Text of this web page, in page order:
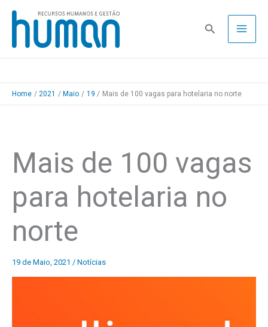
Skip
content
Pesquisa
Home 2021 Maio 19 Mais de 100 vagas para hotelaria no norte
Mais de 100 vagas
para hotelaria no
norte
19 de Maio, 2021 / Notícias